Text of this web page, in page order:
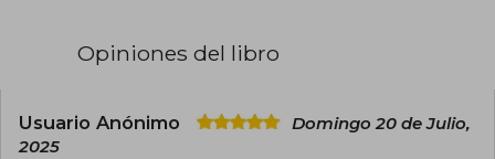
Opiniones del libro
Usuario Anónimo
Domingo 20 de Julio,
2025